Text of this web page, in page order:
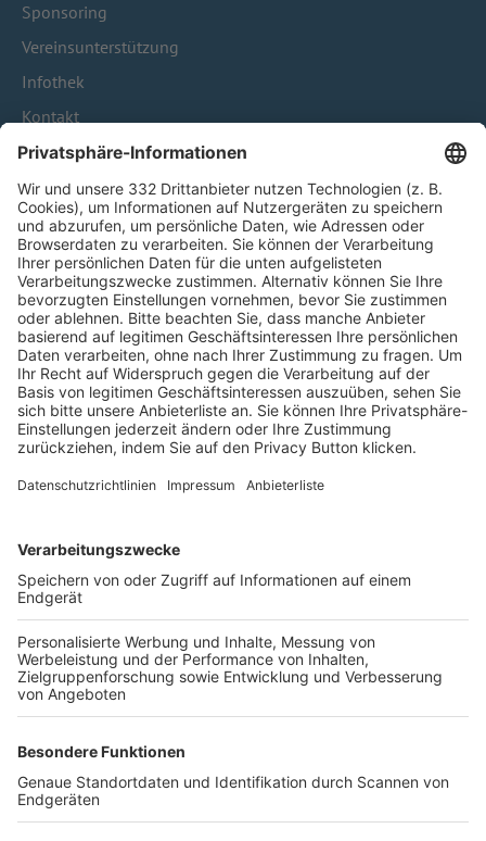
Sponsoring
Vereinsunterstützung
Infothek
Kontakt
HÄUFIG BESUCHTE SEITEN
Pässe und Vereinswechsel
Trainerausbildung
Schulungsangebot Vereinsmitarbeiter
BFV-Geschäftsstellen
Trainerbörse
Login SpielPlus
FOLGE DEM BFV
TOP-VEREINE
TOP-PARTNER